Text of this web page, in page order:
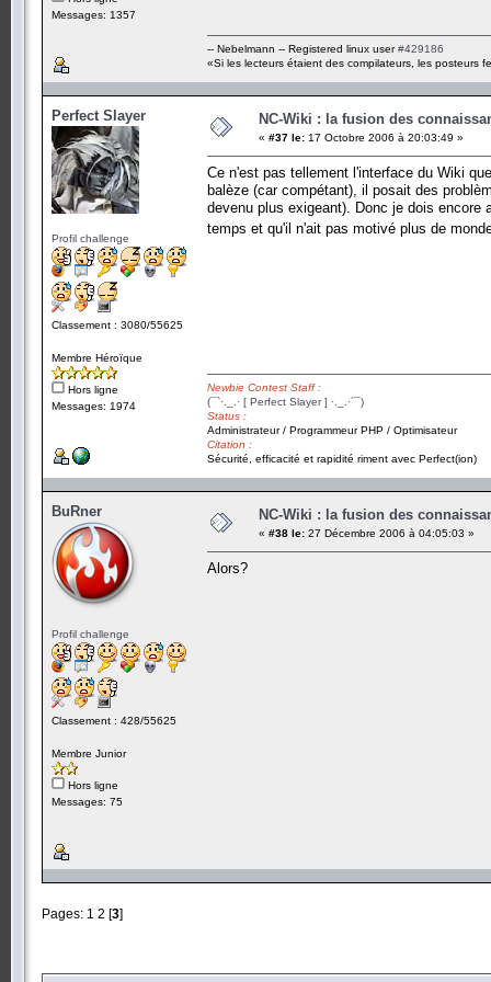
Messages: 1357
-- Nebelmann -- Registered linux user#429186
«Si les lecteurs étaient des compilateurs, les posteurs
Perfect Slayer
Profil challenge
Classement : 3080/55625
Membre Héroïque
Hors ligne
Messages: 1974
NC-Wiki : la fusion des
« #37 le: 17 Octobre 2006 à 20:03:49 »
Ce n'est pas tellement l'interface du Wiki
balèze (car compétant), il posait des
devenu plus exigeant). Donc je dois
temps et qu'il n'ait pas motivé plus de
Newbie Contest Staff :
(¯`·._.· [ Perfect Slayer ] ·._.·´¯)
Status :
Administrateur / Programmeur PHP / Optimisateur
Citation :
Sécurité, efficacité et rapidité riment avec Perfect(ion)
BuRner
Profil challenge
Classement : 428/55625
Membre Junior
Hors ligne
Messages: 75
NC-Wiki : la fusion des
« #38 le: 27 Décembre 2006 à 04:05:03 »
Alors?
Pages: 1 2 [3]